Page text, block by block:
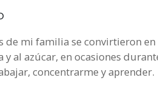
de mi familia se convirtieron
y al azúcar, en ocasiones
concentrarme y aprender.